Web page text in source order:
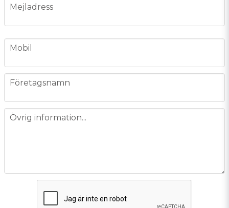
email
Mejladress
phone
Mobil
company
Företagsnamn
message
Övrig information...